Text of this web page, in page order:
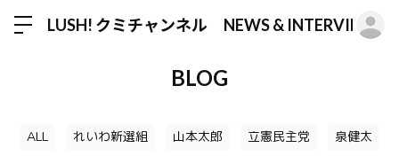
LUSH! クミチャンネル NEWS & INTERVIEW
BLOG
ALL れいわ新選組 山本太郎 立憲民主党 泉健太